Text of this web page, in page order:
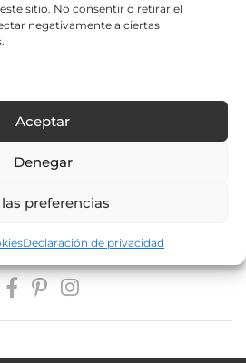
sitio. No consentir o retirar el
negativamente a ciertas
Aceptar
Denegar
preferencias
Declaración de privacidad
a 1499 €
A MI SELECCIÓN
RESERVAR CITA
A PLAZOS